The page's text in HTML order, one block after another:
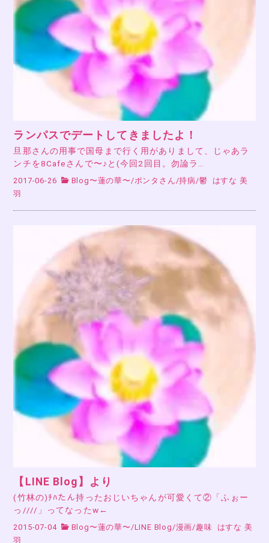
ランパスでデートしてきましたよ！
旦那さんの用事で国母まで行く用がありまして、じゃあラ
ンチを8Cafeさんで〜♪と(今回2回目。勿論ラ…
2017-06-26 Blog〜蓮の華〜 /ポンタさん /持病 /鬱
はすな 美
羽
【LINE Blog】より
(竹林の)ﾁﾊたん持ったおじいちゃんが可愛くて②「ふぉー
っ////」ってなったw←
2015-07-04 Blog〜蓮の華〜 /LINE Blog /漫画/趣味
はすな 美
羽